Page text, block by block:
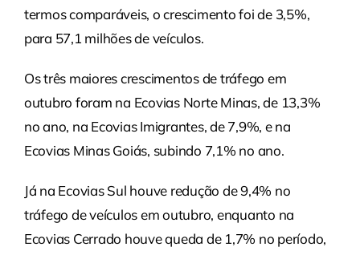
termos comparáveis, o crescimento foi de 3,5%,
para 57,1 milhões de veículos.
Os três maiores crescimentos de tráfego em
outubro foram na Ecovias Norte Minas, de 13,3%
no ano, na Ecovias Imigrantes, de 7,9%, e na
Ecovias Minas Goiás, subindo 7,1% no ano.
Já na Ecovias Sul houve redução de 9,4% no
tráfego de veículos em outubro, enquanto na
Ecovias Cerrado houve queda de 1,7% no período,